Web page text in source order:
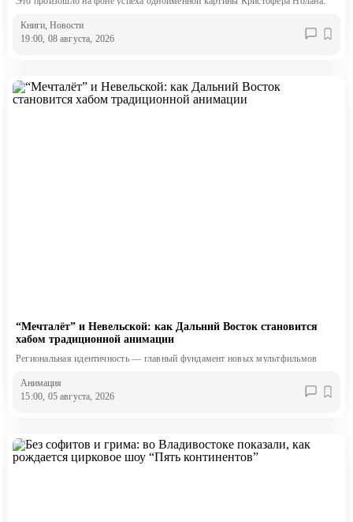
Книги, Новости
19:00, 08 августа, 2026
“Мечталёт” и Невельской: как Дальний Восток становится
хабом традиционной анимации
Региональная идентичность — главный фундамент новых мультфильмов
Анимация
15:00, 05 августа, 2026